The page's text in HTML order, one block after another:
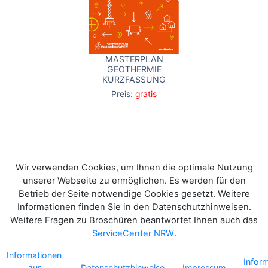
MASTERPLAN
GEOTHERMIE
KURZFASSUNG
Preis: gratis
Wir verwenden Cookies, um Ihnen die optimale Nutzung
unserer Webseite zu ermöglichen. Es werden für den
Betrieb der Seite notwendige Cookies gesetzt. Weitere
Informationen finden Sie in den Datenschutzhinweisen.
Weitere Fragen zu Broschüren beantwortet Ihnen auch das
ServiceCenter NRW.
Informationen